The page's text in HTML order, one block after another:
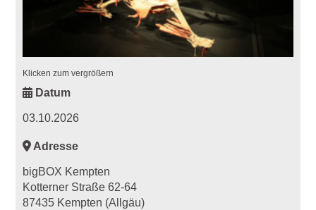
Klicken zum vergrößern
Datum
03.10.2026
Adresse
bigBOX Kempten
Kotterner Straße 62-64
87435 Kempten (Allgäu)